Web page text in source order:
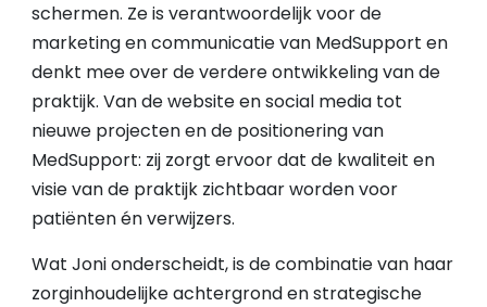
schermen. Ze is verantwoordelijk voor de
marketing en communicatie van MedSupport en
denkt mee over de verdere ontwikkeling van de
praktijk. Van de website en social media tot
nieuwe projecten en de positionering van
MedSupport: zij zorgt ervoor dat de kwaliteit en
visie van de praktijk zichtbaar worden voor
patiënten én verwijzers.
Wat Joni onderscheidt, is de combinatie van haar
zorginhoudelijke achtergrond en strategische